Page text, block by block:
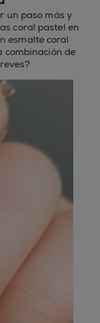
un paso más y
coral pastel en
esmalte coral
combinación de